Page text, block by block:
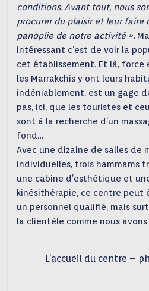
conditions. Avant tout, nous
procurer du plaisir et leur faire
panoplie de notre activité ».
intéressant c’est de voir la
cet établissement. Et là, force
les Marrakchis y ont leurs
indéniablement, est un gage
pas, ici, que les touristes et
sont à la recherche d’un
fond…
Avec une dizaine de salles de
individuelles, trois hammams
une cabine d’esthétique et
kinésithérapie, ce centre peut
un personnel qualifié, mais
la clientèle comme nous
L’accueil du centre –